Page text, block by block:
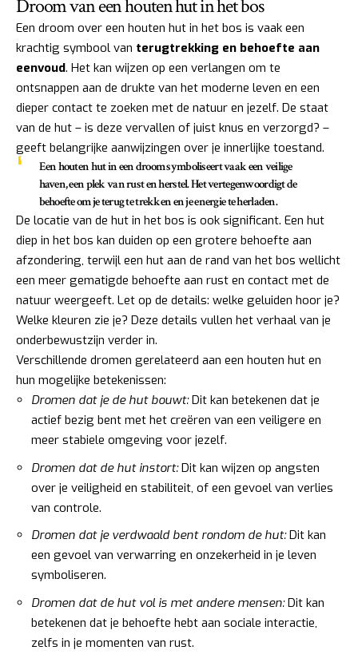
Droom van een houten hut in het bos
Een droom over een houten hut in het bos is vaak een
krachtig symbool van terugtrekking en behoefte aan
eenvoud. Het kan wijzen op een verlangen om te
ontsnappen aan de drukte van het moderne leven en een
dieper contact te zoeken met de natuur en jezelf. De staat
van de hut – is deze vervallen of juist knus en verzorgd? –
geeft belangrijke aanwijzingen over je innerlijke toestand.
Een houten hut in een droom symboliseert vaak een veilige
haven, een plek van rust en herstel. Het vertegenwoordigt de
behoefte om je terug te trekken en je energie te herladen.
De locatie van de hut in het bos is ook significant. Een hut
diep in het bos kan duiden op een grotere behoefte aan
afzondering, terwijl een hut aan de rand van het bos wellicht
een meer gematigde behoefte aan rust en contact met de
natuur weergeeft. Let op de details: welke geluiden hoor je?
Welke kleuren zie je? Deze details vullen het verhaal van je
onderbewustzijn verder in.
Verschillende dromen gerelateerd aan een houten hut en
hun mogelijke betekenissen:
Dromen dat je de hut bouwt:Dit kan betekenen dat je
actief bezig bent met het creëren van een veiligere en
meer stabiele omgeving voor jezelf.
Dromen dat de hut instort:Dit kan wijzen op angsten
over je veiligheid en stabiliteit, of een gevoel van verlies
van controle.
Dromen dat je verdwaald bent rondom de hut:Dit kan
een gevoel van verwarring en onzekerheid in je leven
symboliseren.
Dromen dat de hut vol is met andere mensen:Dit kan
betekenen dat je behoefte hebt aan sociale interactie,
zelfs in je momenten van rust.